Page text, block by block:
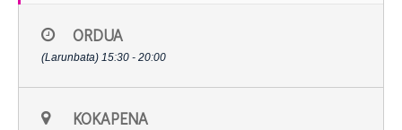
ORDUA
(Larunbata) 15:30 - 20:00
KOKAPENA